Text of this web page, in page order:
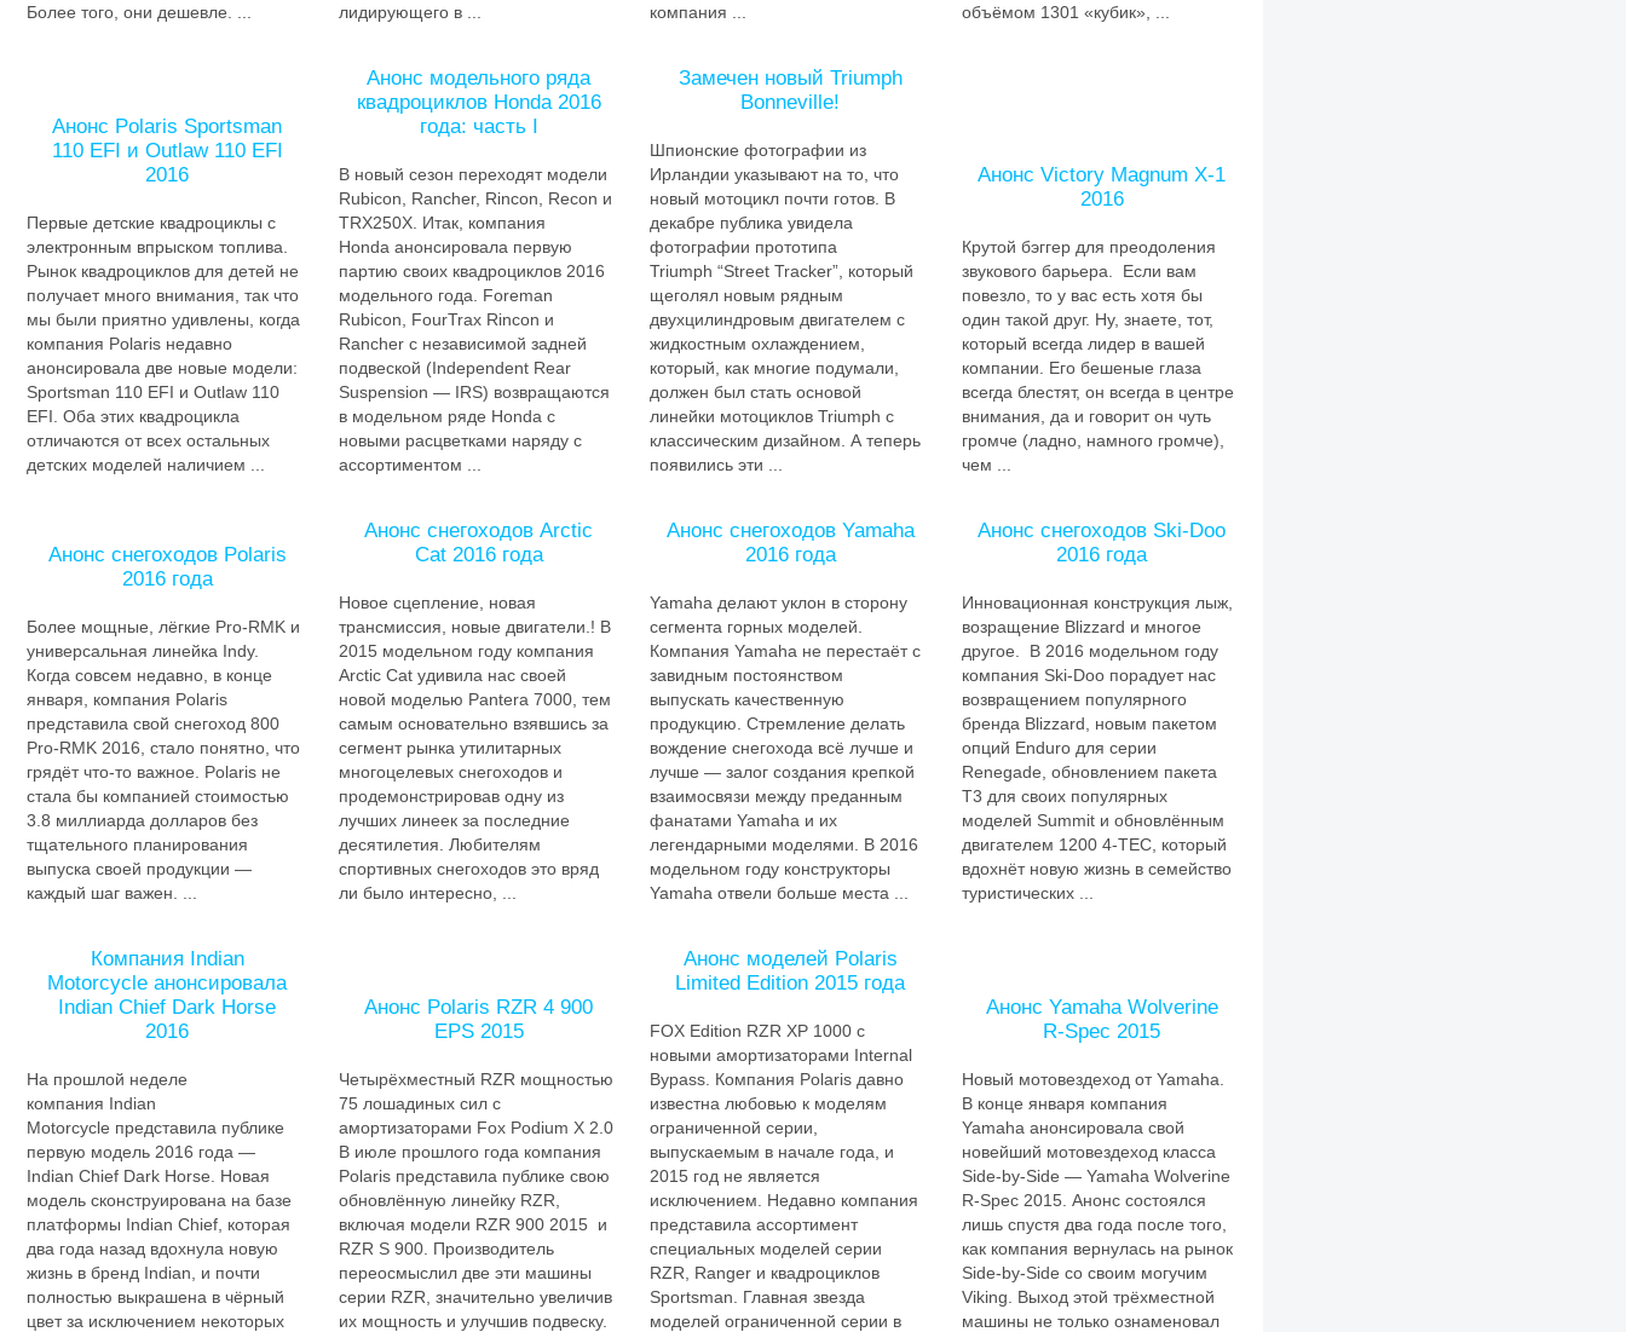
Более того, они дешевле. ...
лидирующего в ...
компания ...
объёмом 1301 «кубик», ...
Анонс Polaris Sportsman
110 EFI и Outlaw 110 EFI
2016
Первые детские квадроциклы с
электронным впрыском топлива.
Рынок квадроциклов для детей не
получает много внимания, так что
мы были приятно удивлены, когда
компания Polaris недавно
анонсировала две новые модели:
Sportsman 110 EFI и Outlaw 110
EFI. Оба этих квадроцикла
отличаются от всех остальных
детских моделей наличием ...
Анонс модельного ряда
квадроциклов Honda 2016
года: часть I
В новый сезон переходят модели
Rubicon, Rancher, Rincon, Recon и
TRX250X. Итак, компания
Honda анонсировала первую
партию своих квадроциклов 2016
модельного года. Foreman
Rubicon, FourTrax Rincon и
Rancher с независимой задней
подвеской (Independent Rear
Suspension — IRS) возвращаются
в модельном ряде Honda с
новыми расцветками наряду с
ассортиментом ...
Замечен новый Triumph
Bonneville!
Шпионские фотографии из
Ирландии указывают на то, что
новый мотоцикл почти готов. В
декабре публика увидела
фотографии прототипа
Triumph “Street Tracker”, который
щеголял новым рядным
двухцилиндровым двигателем с
жидкостным охлаждением,
который, как многие подумали,
должен был стать основой
линейки мотоциклов Triumph с
классическим дизайном. А теперь
появились эти ...
Анонс Victory Magnum X-1
2016
Крутой бэггер для преодоления
звукового барьера. Если вам
повезло, то у вас есть хотя бы
один такой друг. Ну, знаете, тот,
который всегда лидер в вашей
компании. Его бешеные глаза
всегда блестят, он всегда в центре
внимания, да и говорит он чуть
громче (ладно, намного громче),
чем ...
Анонс снегоходов Polaris
2016 года
Более мощные, лёгкие Pro-RMK и
универсальная линейка Indy.
Когда совсем недавно, в конце
января, компания Polaris
представила свой снегоход 800
Pro-RMK 2016, стало понятно, что
грядёт что-то важное. Polaris не
стала бы компанией стоимостью
3.8 миллиарда долларов без
тщательного планирования
выпуска своей продукции —
каждый шаг важен. ...
Анонс снегоходов Arctic
Cat 2016 года
Новое сцепление, новая
трансмиссия, новые двигатели.! В
2015 модельном году компания
Arctic Cat удивила нас своей
новой моделью Pantera 7000, тем
самым основательно взявшись за
сегмент рынка утилитарных
многоцелевых снегоходов и
продемонстрировав одну из
лучших линеек за последние
десятилетия. Любителям
спортивных снегоходов это вряд
ли было интересно, ...
Анонс снегоходов Yamaha
2016 года
Yamaha делают уклон в сторону
сегмента горных моделей.
Компания Yamaha не перестаёт с
завидным постоянством
выпускать качественную
продукцию. Стремление делать
вождение снегохода всё лучше и
лучше — залог создания крепкой
взаимосвязи между преданным
фанатами Yamaha и их
легендарными моделями. В 2016
модельном году конструкторы
Yamaha отвели больше места ...
Анонс снегоходов Ski-Doo
2016 года
Инновационная конструкция лыж,
возращение Blizzard и многое
другое. В 2016 модельном году
компания Ski-Doo порадует нас
возвращением популярного
бренда Blizzard, новым пакетом
опций Enduro для серии
Renegade, обновлением пакета
T3 для своих популярных
моделей Summit и обновлённым
двигателем 1200 4-TEC, который
вдохнёт новую жизнь в семейство
туристических ...
Компания Indian
Motorcycle анонсировала
Indian Chief Dark Horse
2016
На прошлой неделе
компания Indian
Motorcycle представила публике
первую модель 2016 года —
Indian Chief Dark Horse. Новая
модель сконструирована на базе
платформы Indian Chief, которая
два года назад вдохнула новую
жизнь в бренд Indian, и почти
полностью выкрашена в чёрный
цвет за исключением некоторых
Анонс Polaris RZR 4 900
EPS 2015
Четырёхместный RZR мощностью
75 лошадиных сил с
амортизаторами Fox Podium X 2.0
В июле прошлого года компания
Polaris представила публике свою
обновлённую линейку RZR,
включая модели RZR 900 2015 и
RZR S 900. Производитель
переосмыслил две эти машины
серии RZR, значительно увеличив
их мощность и улучшив подвеску.
Анонс моделей Polaris
Limited Edition 2015 года
FOX Edition RZR XP 1000 с
новыми амортизаторами Internal
Bypass. Компания Polaris давно
известна любовью к моделям
ограниченной серии,
выпускаемым в начале года, и
2015 год не является
исключением. Недавно компания
представила ассортимент
специальных моделей серии
RZR, Ranger и квадроциклов
Sportsman. Главная звезда
моделей ограниченной серии в
Анонс Yamaha Wolverine
R-Spec 2015
Новый мотовездеход от Yamaha.
В конце января компания
Yamaha анонсировала свой
новейший мотовездеход класса
Side-by-Side — Yamaha Wolverine
R-Spec 2015. Анонс состоялся
лишь спустя два года после того,
как компания вернулась на рынок
Side-by-Side со своим могучим
Viking. Выход этой трёхместной
машины не только ознаменовал